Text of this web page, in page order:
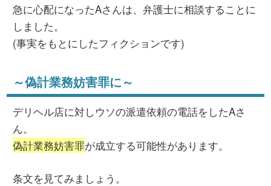
急に心配になったAさんは、弁護士に相談することに
しました。
(事実をもとにしたフィクションです)
～偽計業務妨害罪に～
デリヘル店に対しウソの派遣依頼の電話をしたAさ
ん。
偽計業務妨害罪が成立する可能性があります。
条文を見てみましょう。